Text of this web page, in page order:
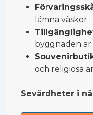
lämna väskor.
byggnaden är
och religiösa
Sevärdheter i